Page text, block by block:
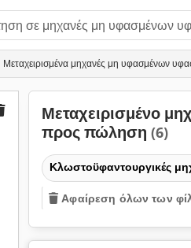
Μεταχειρισμένα μηχανές μη υφασμένων
Μεταχειρισμένο
προς πώληση (6)
Κλωστοϋφαντουργικές
Αφαίρεση όλων των